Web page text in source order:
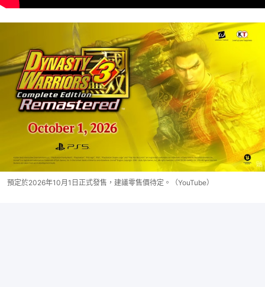
預定於2026年10月1日正式發售，建議零售價待定。（YouTube）